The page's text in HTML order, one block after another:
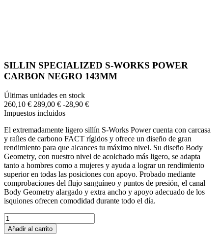
SILLIN SPECIALIZED S-WORKS POWER
CARBON NEGRO 143MM
Últimas unidades en stock
260,10 € 289,00 € -28,90 €
Impuestos incluidos
El extremadamente ligero sillín S-Works Power cuenta con carcasa
y raíles de carbono FACT rígidos y ofrece un diseño de gran
rendimiento para que alcances tu máximo nivel. Su diseño Body
Geometry, con nuestro nivel de acolchado más ligero, se adapta
tanto a hombres como a mujeres y ayuda a lograr un rendimiento
superior en todas las posiciones con apoyo. Probado mediante
comprobaciones del flujo sanguíneo y puntos de presión, el canal
Body Geometry alargado y extra ancho y apoyo adecuado de los
isquiones ofrecen comodidad durante todo el día.
Añadir al carrito